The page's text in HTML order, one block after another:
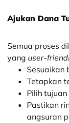
Ajukan Dana
Semua proses
yang user-
Sesuaikan
Tetapkan
Pilih
Pastikan
angsuran